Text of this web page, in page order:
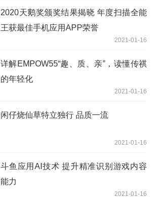
2020天鹅奖颁奖结果揭晓 年度扫描全能
王获最佳手机应用APP荣誉
2021-01-16
详解EMPOW55“趣、质、亲”，读懂传祺
的年轻化
2021-01-16
闲仔烧仙草特立独行 品质一流
2021-01-16
斗鱼应用AI技术 提升精准识别游戏内容
能力
2021-01-16